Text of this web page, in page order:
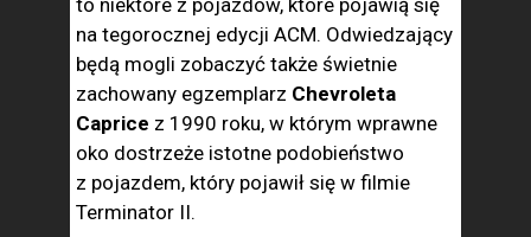
to niektóre z pojazdów, które pojawią się
na tegorocznej edycji ACM. Odwiedzający
będą mogli zobaczyć także świetnie
zachowany egzemplarz Chevroleta
Caprice z 1990 roku, w którym wprawne
oko dostrzeże istotne podobieństwo
z pojazdem, który pojawił się w filmie
Terminator II.